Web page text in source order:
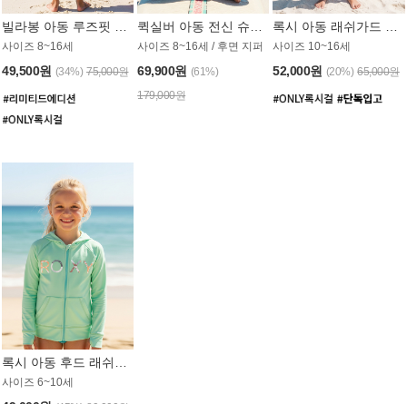
사이즈 8~16세
49,500원 (34%) 75,000원
사이즈 8~16세 / 후면 지퍼
69,900원 (61%)
179,000원
사이즈 10~16세
52,000원 (20%) 65,000원
록시 아동 후드 래쉬가드 GT764MRX
사이즈 6~10세